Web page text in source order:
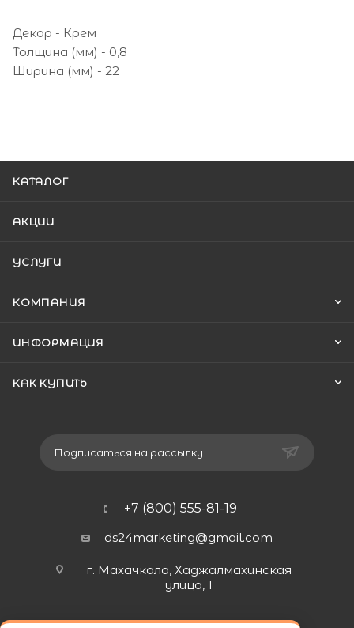
Декор - Крем
Толщина (мм) - 0,8
Ширина (мм) - 22
КАТАЛОГ
АКЦИИ
УСЛУГИ
КОМПАНИЯ
ИНФОРМАЦИЯ
КАК КУПИТЬ
Подписаться на рассылку
+7 (800) 555-81-19
ds24marketing@gmail.com
г. Махачкала, Хаджалмахинская
улица, 1